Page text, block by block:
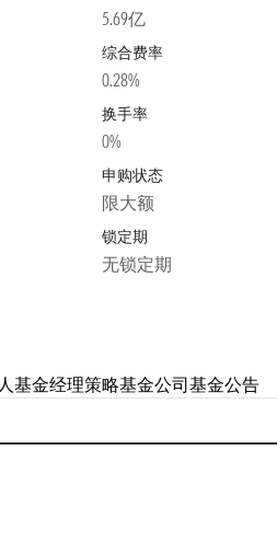
5.69亿
综合费率
0.28%
换手率
0%
申购状态
限大额
锁定期
无锁定期
基金经理策略基金公司基金公告